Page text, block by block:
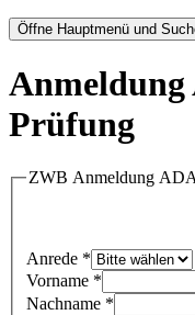
Öffne Hauptmenü und
Prüfung
ZWB Anmeldung
Anrede *
Vorname *
Nachname *